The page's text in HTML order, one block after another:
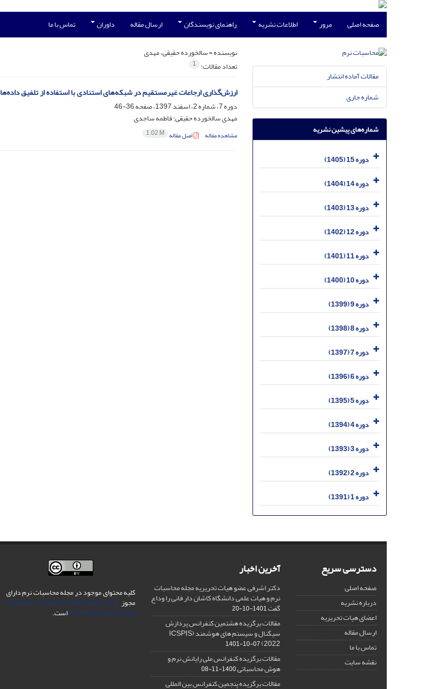
صفحه اصلی مرور اطلاعات نشریه راهنمای نویسندگان ارسال مقاله داوران تماس با ما
نویسنده =سالخورده حقیقی، مهدی
تعداد مقالات: 1
ارزش‌گذاری ارجاعات غیر‌مستقیم در شبکه‌های استنادی با استفاده از تلفیق داده‌ها
دوره 7، شماره 2، اسفند 1397، صفحه
36-46
مهدی سالخورده حقیقی؛ فاطمه ساجدی
مشاهده مقاله اصل مقاله 1.02 M
مقالات آماده انتشار
شماره جاری
شماره‌های پیشین نشریه
دوره 15 (1405)
دوره 14 (1404)
دوره 13 (1403)
دوره 12 (1402)
دوره 11 (1401)
دوره 10 (1400)
دوره 9 (1399)
دوره 8 (1398)
دوره 7 (1397)
دوره 6 (1396)
دوره 5 (1395)
دوره 4 (1394)
دوره 3 (1393)
دوره 2 (1392)
دوره 1 (1391)
دسترسی سریع
صفحه اصلی
درباره نشریه
اعضای هیات تحریریه
ارسال مقاله
تماس با ما
نقشه سایت
آخرین اخبار
دکتر اشرفی عضو هیات تحریریه مجله محاسبات
نرم و هیات علمی دانشگاه کاشان دار فانی را وداع
گفت1401-10-20
مقالات برگزیده هشتمین کنفرانس پردازش
سیگنال و سیستم های هوشمند (ICSPIS
2022)
1401-10-07
مقالات برگزیده کنفرانس ملی رایانش نرم و
هوش محاسباتی1400-11-08
مقالات برگزیده پنجمین کنفرانس بین المللی
کلیه محتوای موجود در مجله محاسبات نرم دارای
مجوز Creative Commons Attribution 4.0
International Licenseاست.